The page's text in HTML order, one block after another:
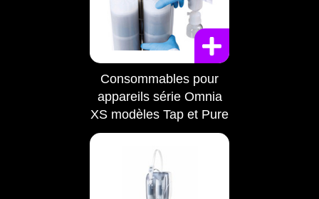
Consommables pour
appareils série Omnia
XS modèles Tap et Pure